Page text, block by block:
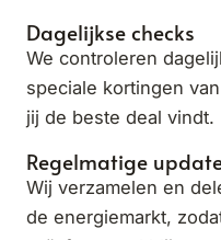
Dagelijkse checks
We controleren
speciale kortingen
jij de beste deal vindt.
Regelmatige
Wij verzamelen en
de energiemarkt,